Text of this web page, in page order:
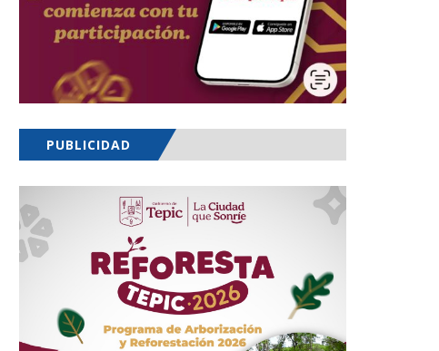
PUBLICIDAD